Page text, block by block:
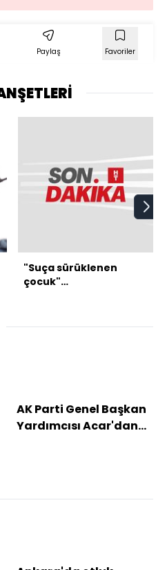
Paylaş Favoriler
"Suça sürüklenen
çocuk"
AK Parti Genel Başkan
Yardımcısı Acar'dan